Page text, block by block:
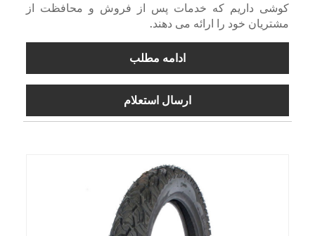
کوشی داریم که خدمات پس از فروش و محافظت از
مشتریان خود را ارائه می دهند.
ادامه مطلب
ارسال استعلام